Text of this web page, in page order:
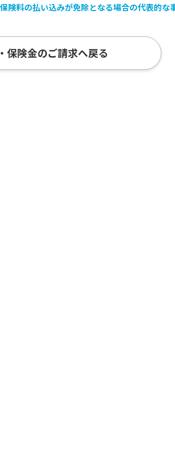
険料の払い込みが免除となる場合の代表的な
保険金のご請求へ戻る